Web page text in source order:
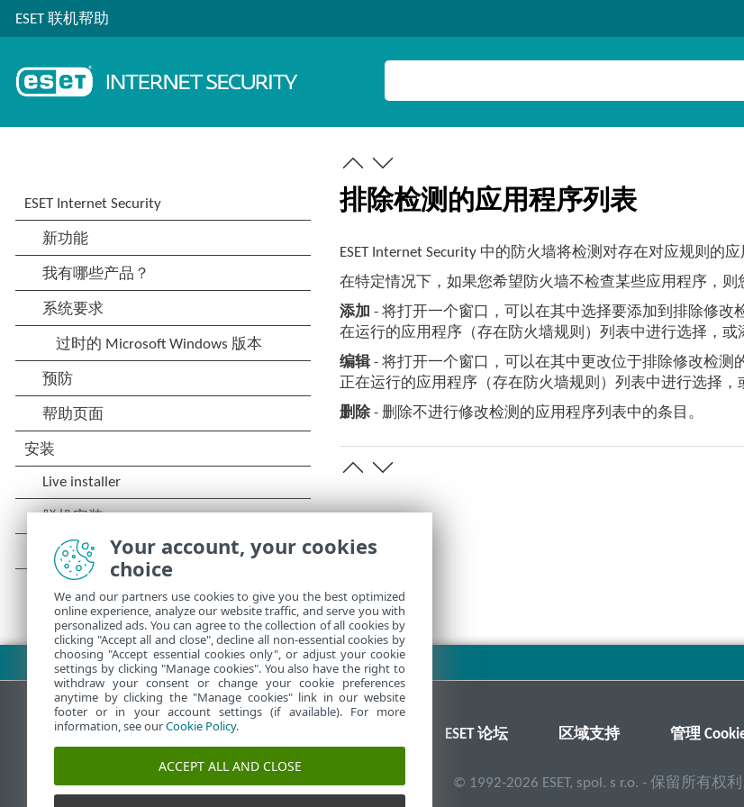
ESET 联机帮助
排除检测的应用程序列表
ESET Internet Security 中的防火墙将检测对存在对应规则的
在特定情况下，如果您希望防火墙不检查某些应用程序，则
添加 - 将打开一个窗口，可以在其中选择要添加到排除修
在运行的应用程序（存在防火墙规则）列表中进行选择，或
编辑- 将打开一个窗口，可以在其中更改位于排除修改检测
正在运行的应用程序（存在防火墙规则）列表中进行选择，
删除 - 删除不进行修改检测的应用程序列表中的条目。
下载 PDF
ESET 论坛 区域支持 管理
© 1992-2026 ESET, spol. s r.o. - 保留所有权利
Your account, your cookies
choice
We and our partners use cookies to give you the best optimized
online experience, analyze our website traffic, and serve you with
personalized ads. You can agree to the collection of all cookies by
clicking "Accept all and close", decline all non-essential cookies by
choosing "Accept essential cookies only", or adjust your cookie
settings by clicking "Manage cookies". You also have the right to
withdraw your consent or change your cookie preferences
anytime by clicking the "Manage cookies" link in our website
footer or in your account settings (if available). For more
information, see ourCookie Policy.
ACCEPT ALL AND CLOSE